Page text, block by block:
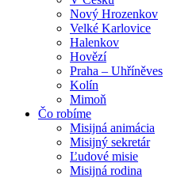
Nový Hrozenkov
Velké Karlovice
Halenkov
Hovězí
Praha – Uhříněves
Kolín
Mimoň
Čo robíme
Misijná animácia
Misijný sekretár
Ľudové misie
Misijná rodina